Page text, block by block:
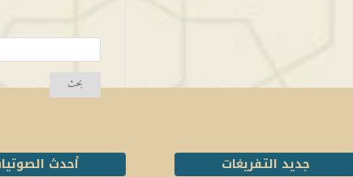
جديد التفريغات أحدث